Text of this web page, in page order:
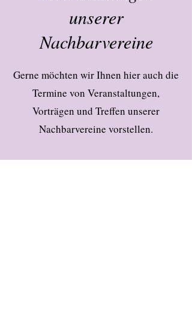
unserer
Nachbarvereine
Gerne möchten wir Ihnen hier auch die
Termine von Veranstaltungen,
Vorträgen und Treffen unserer
Nachbarvereine vorstellen.